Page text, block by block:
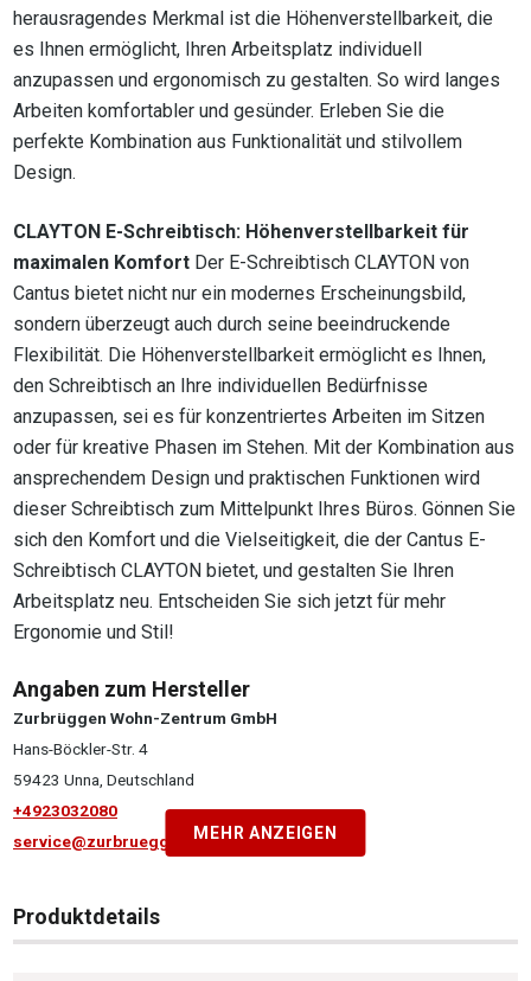
herausragendes Merkmal ist die Höhenverstellbarkeit, die
es Ihnen ermöglicht, Ihren Arbeitsplatz individuell
anzupassen und ergonomisch zu gestalten. So wird langes
Arbeiten komfortabler und gesünder. Erleben Sie die
perfekte Kombination aus Funktionalität und stilvollem
Design.
CLAYTON E-Schreibtisch: Höhenverstellbarkeit für
maximalen Komfort Der E-Schreibtisch CLAYTON von
Cantus bietet nicht nur ein modernes Erscheinungsbild,
sondern überzeugt auch durch seine beeindruckende
Flexibilität. Die Höhenverstellbarkeit ermöglicht es Ihnen,
den Schreibtisch an Ihre individuellen Bedürfnisse
anzupassen, sei es für konzentriertes Arbeiten im Sitzen
oder für kreative Phasen im Stehen. Mit der Kombination aus
ansprechendem Design und praktischen Funktionen wird
dieser Schreibtisch zum Mittelpunkt Ihres Büros. Gönnen Sie
sich den Komfort und die Vielseitigkeit, die der Cantus E-
Schreibtisch CLAYTON bietet, und gestalten Sie Ihren
Arbeitsplatz neu. Entscheiden Sie sich jetzt für mehr
Ergonomie und Stil!
Angaben zum Hersteller
Zurbrüggen Wohn-Zentrum GmbH
Hans-Böckler-Str. 4
59423 Unna, Deutschland
+4923032080
service@zurbrueggen.deMEHR ANZEIGEN
Produktdetails